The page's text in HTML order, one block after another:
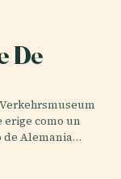
De
erige como un
de Alemania…